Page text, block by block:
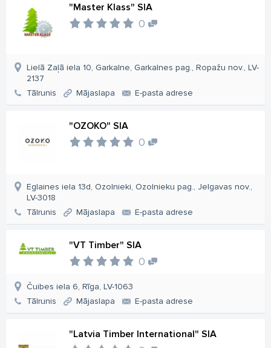
"Master Klass" SIA
0
Lielā Zaļā iela 10, Garkalne, Garkalnes pag., Ropažu nov., LV-
2137
Tālrunis
Mājaslapa E-pasta adrese
"OZOKO" SIA
0
Eglaines iela 13d, Ozolnieki, Ozolnieku pag., Jelgavas nov.,
LV-3018
Tālrunis
Mājaslapa E-pasta adrese
"VT Timber" SIA
0
Čuibes iela 6, Rīga, LV-1063
Tālrunis
Mājaslapa E-pasta adrese
"Latvia Timber International" SIA